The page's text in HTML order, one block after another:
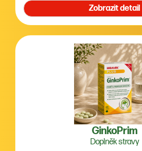
Zobrazit detail
GinkoPrim
Doplněk stravy